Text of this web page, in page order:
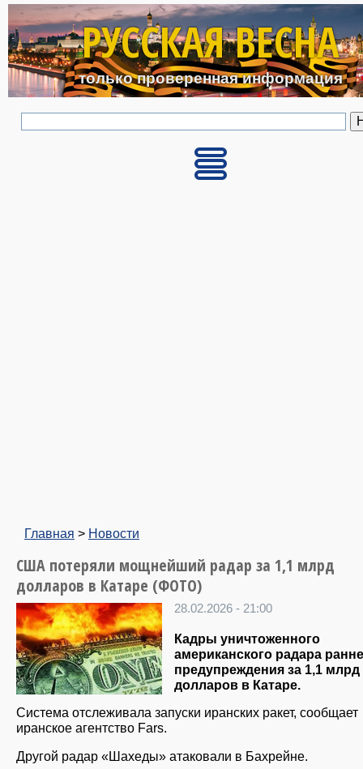
Перейти к основному
РУССКАЯ ВЕСНА
только проверенная информация
Главная > Новости
США потеряли мощнейший радар за 1,1 млрд
долларов в Катаре (ФОТО)
28.02.2026 - 21:00
Кадры уничтоженного
американского радара
предупреждения за 1,1 млрд
долларов в Катаре.
Система отслеживала запуски иранских ракет, сообщает
иранское агентство Fars.
Другой радар «Шахеды» атаковали в Бахрейне.